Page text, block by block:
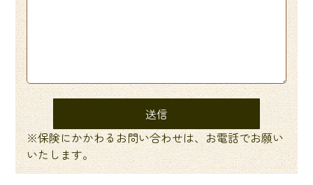
※保険にかかわるお問い合わせは、お電話でお願い
いたします。